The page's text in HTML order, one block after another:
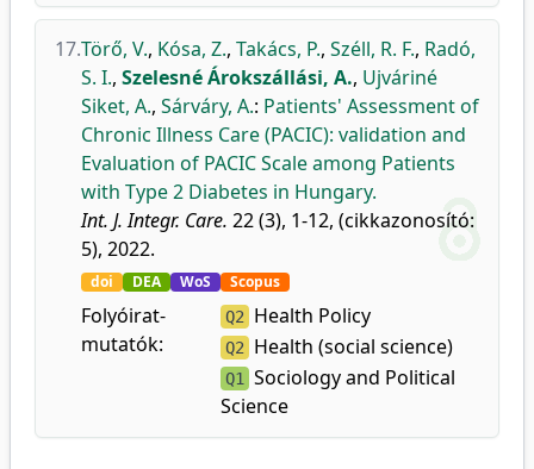
17.Törő, V., Kósa, Z., Takács, P., Széll, R. F., Radó,
S. I., Szelesné Árokszállási, A., Ujváriné
Siket, A., Sárváry, A.: Patients' Assessment of
Chronic Illness Care (PACIC): validation and
Evaluation of PACIC Scale among Patients
with Type 2 Diabetes in Hungary.
Int. J. Integr. Care. 22 (3), 1-12, (cikkazonosító:
5), 2022.
doi DEA WoS Scopus
Folyóirat-
mutatók:
Q2 Health Policy
Q2 Health (social science)
Q1
Sociology and Political
Science